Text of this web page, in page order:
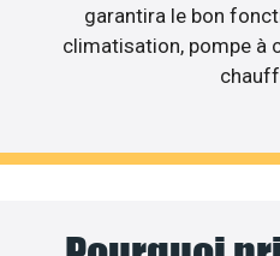
garantira le bon
climatisation, pompe à